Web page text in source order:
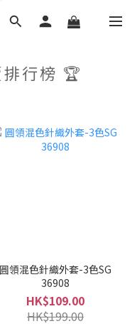
行榜 🏆
圓領混色針織外套-3色SG
36908
HK$109.00
HK$199.00